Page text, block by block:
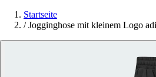
Startseite
/ Jogginghose mit kleinem Logo